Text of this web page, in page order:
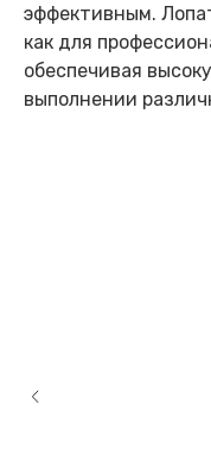
эффективным.
как для
обеспечивая
выполнении